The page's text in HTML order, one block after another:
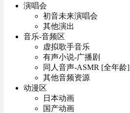
演唱会
初音未来演唱会
其他演出
音乐-音频区
虚拟歌手音乐
有声小说-广播剧
同人音声-ASMR [全年龄]
其他音频资源
动漫区
日本动画
国产动画